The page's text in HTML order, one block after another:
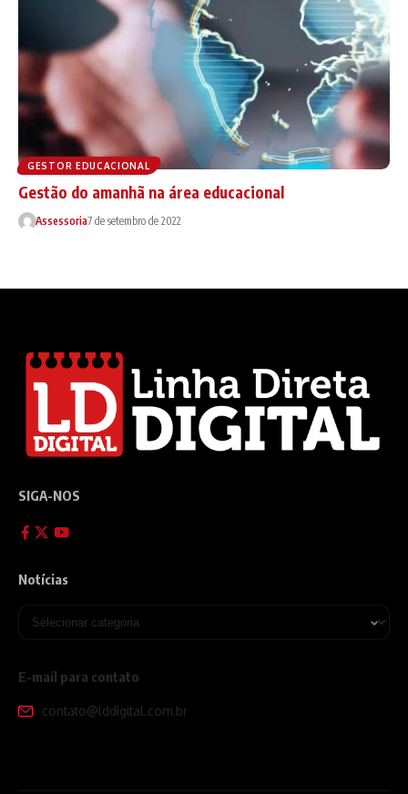
GESTOR EDUCACIONAL
Gestão do amanhã na área educacional
Assessoria7 de setembro de 2022
SIGA-NOS
Notícias
E-mail para contato
contato@lddigital.com.br